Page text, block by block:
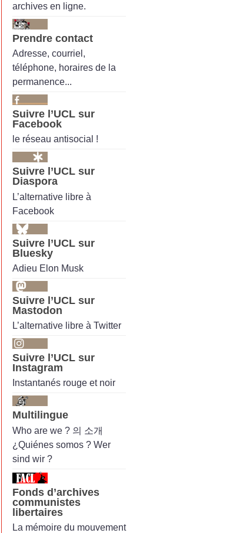
archives en ligne.
Prendre contact
Adresse, courriel,
téléphone, horaires de la
permanence...
Suivre l’UCL sur
Facebook
le réseau antisocial !
Suivre l’UCL sur
Diaspora
L’alternative libre à
Facebook
Suivre l’UCL sur
Bluesky
Adieu Elon Musk
Suivre l’UCL sur
Mastodon
L’alternative libre à Twitter
Suivre l’UCL sur
Instagram
Instantanés rouge et noir
Multilingue
Who are we ? 의 소개
¿Quiénes somos ? Wer
sind wir ?
Fonds d’archives
communistes
libertaires
La mémoire du mouvement